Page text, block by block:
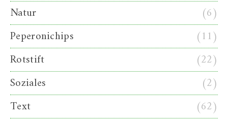
Natur
(6)
Peperonichips
(11)
Rotstift
(22)
Soziales
(2)
Text
(62)